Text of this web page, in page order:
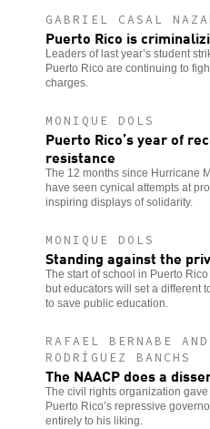
GABRIEL CASAL
Puerto Rico is
Leaders of last year’s student
Puerto Rico are continuing to
charges.
MONIQUE DOLS
Puerto Rico’s year of
resistance
The 12 months since Hurricane
have seen cynical attempts at
inspiring displays of solidarity.
MONIQUE DOLS
Standing against the
The start of school in Puerto
but educators will set a different
to save public education.
RAFAEL BERNABE
RODRÍGUEZ BANCHS
The NAACP does a
The civil rights organization
Puerto Rico’s repressive
entirely to his liking.